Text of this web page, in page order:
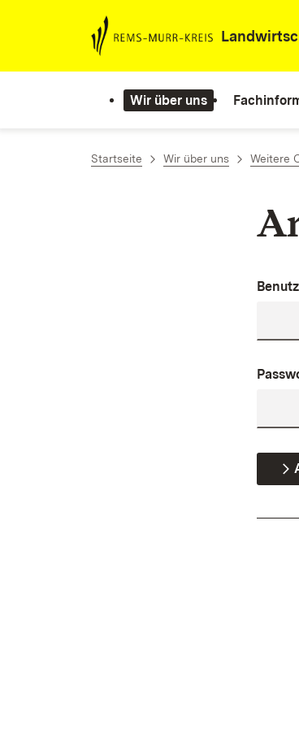
Zum Inhalt springen
Wir über uns
Startseite Wir über uns Weitere